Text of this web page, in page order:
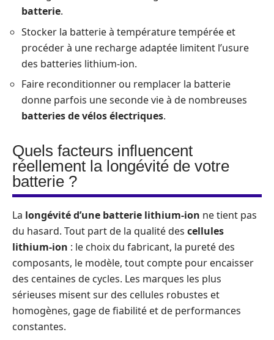
batterie.
Stocker la batterie à température tempérée et
procéder à une recharge adaptée limitent l’usure
des batteries lithium-ion.
Faire reconditionner ou remplacer la batterie
donne parfois une seconde vie à de nombreuses
batteries de vélos électriques.
Quels facteurs influencent
réellement la longévité de votre
batterie ?
La longévité d’une batterie lithium-ion ne tient pas
du hasard. Tout part de la qualité des cellules
lithium-ion : le choix du fabricant, la pureté des
composants, le modèle, tout compte pour encaisser
des centaines de cycles. Les marques les plus
sérieuses misent sur des cellules robustes et
homogènes, gage de fiabilité et de performances
constantes.